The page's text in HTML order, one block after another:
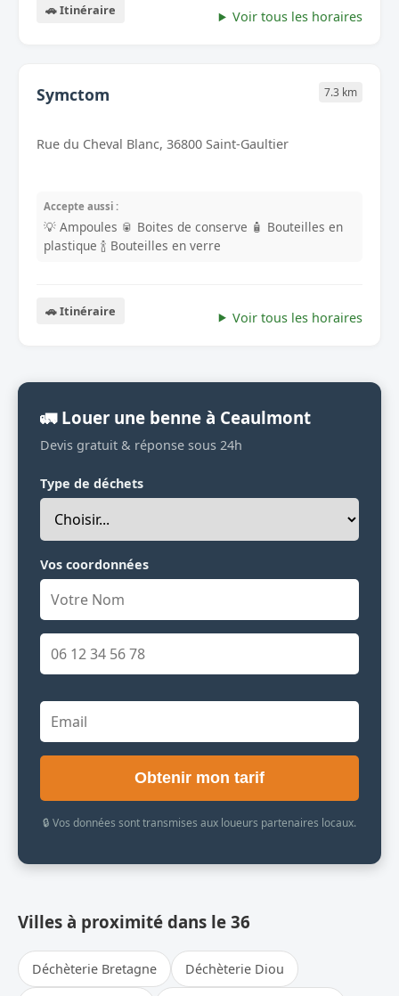
🚗 Itinéraire Voir tous les horaires
Symctom 7.3 km
Rue du Cheval Blanc, 36800 Saint-Gaultier
Accepte aussi :
💡 Ampoules 🥫 Boites de conserve 🧴 Bouteilles en
plastique 🍾 Bouteilles en verre
🚗 Itinéraire Voir tous les horaires
🚛 Louer une benne à Ceaulmont
Devis gratuit & réponse sous 24h
Type de déchets
Vos coordonnées
Obtenir mon tarif
🔒 Vos données sont transmises aux loueurs partenaires locaux.
Villes à proximité dans le 36
Déchèterie Bretagne Déchèterie Diou